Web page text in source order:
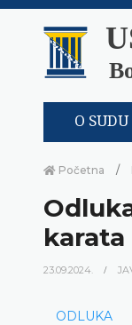
O SUDU
Početna
karata
23.09.2024.
ODLUKA